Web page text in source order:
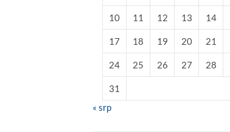
10 11 12 13 14
17 18 19 20 21
24 25 26 27 28
31
« srp